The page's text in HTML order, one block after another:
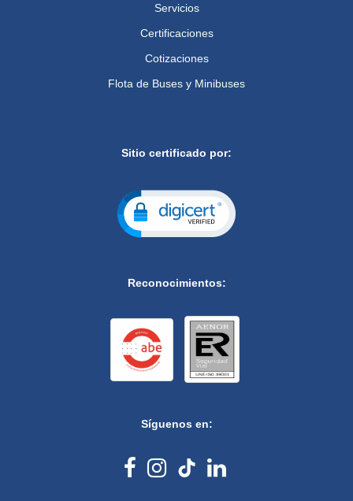
Servicios
Certificaciones
Cotizaciones
Flota de Buses y Minibuses
Sitio certificado por:
Reconocimientos:
Síguenos en: